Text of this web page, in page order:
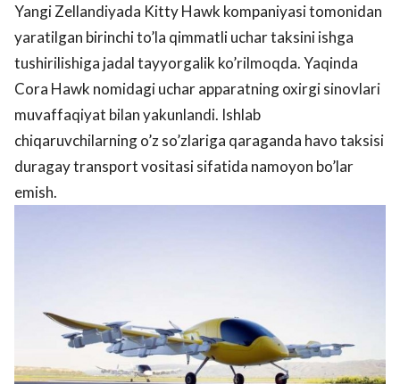
Yangi Zellandiyada Kitty Hawk kompaniyasi tomonidan
yaratilgan birinchi to’la qimmatli uchar taksini ishga
tushirilishiga jadal tayyorgalik ko’rilmoqda. Yaqinda
Cora Hawk nomidagi uchar apparatning oxirgi sinovlari
muvaffaqiyat bilan yakunlandi. Ishlab
chiqaruvchilarning o’z so’zlariga qaraganda havo taksisi
duragay transport vositasi sifatida namoyon bo’lar
emish.